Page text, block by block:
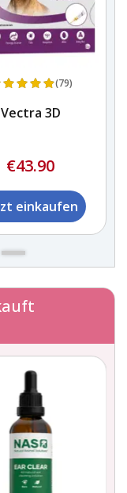
(79)
Vectra 3D
€43.90
einkaufen